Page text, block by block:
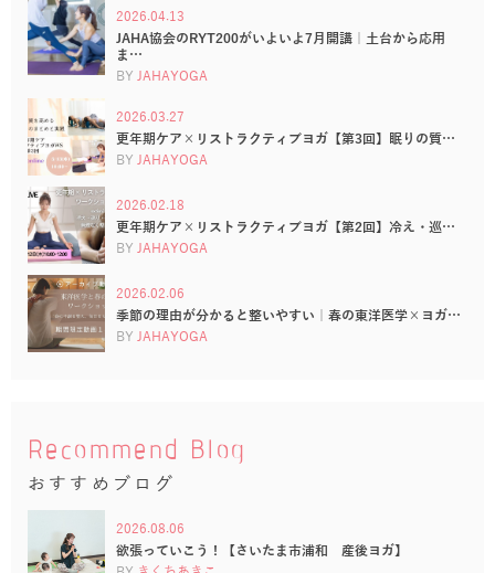
2026.04.13
JAHA協会のRYT200がいよいよ7月開講｜土台から応用
ま…
BY JAHAYOGA
2026.03.27
更年期ケア×リストラクティブヨガ【第3回】眠りの質…
BY JAHAYOGA
2026.02.18
更年期ケア×リストラクティブヨガ【第2回】冷え・巡…
BY JAHAYOGA
2026.02.06
季節の理由が分かると整いやすい｜春の東洋医学×ヨガ…
BY JAHAYOGA
Recommend Blog
おすすめブログ
2026.08.06
欲張っていこう！【さいたま市浦和 産後ヨガ】